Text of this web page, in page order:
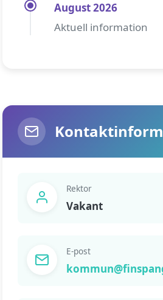
August 2026
Aktuell information
Rektor
Vakant
E-post